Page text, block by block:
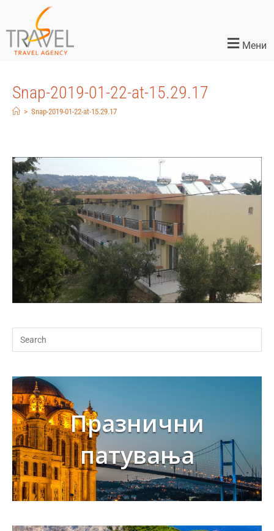
Мени
Snap-2019-01-22-at-15.29.17
> Snap-2019-01-22-at-15.29.17
Празнични
патувања